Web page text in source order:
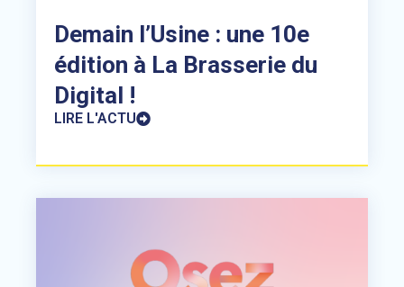
Demain l’Usine : une 10e
édition à La Brasserie du
Digital !
LIRE L'ACTU